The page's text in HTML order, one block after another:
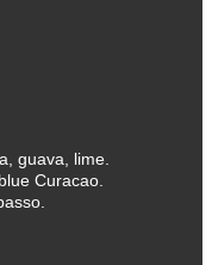
guava, lime.
Curacao.